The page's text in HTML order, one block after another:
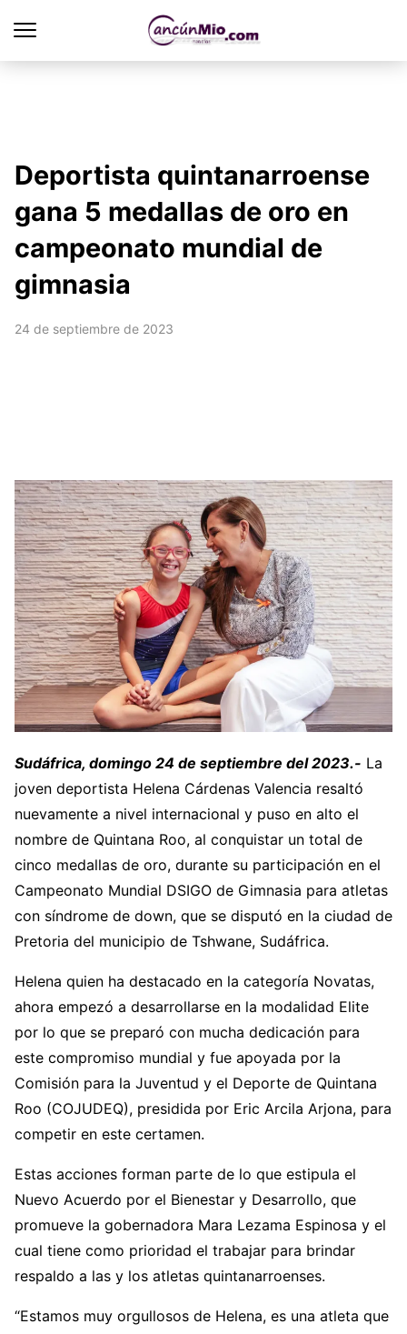
Deportista quintanarroense
gana 5 medallas de oro en
campeonato mundial de
gimnasia
24 de septiembre de 2023
Sudáfrica, domingo 24 de septiembre del 2023.- La
joven deportista Helena Cárdenas Valencia resaltó
nuevamente a nivel internacional y puso en alto el
nombre de Quintana Roo, al conquistar un total de
cinco medallas de oro, durante su participación en el
Campeonato Mundial DSIGO de Gimnasia para atletas
con síndrome de down, que se disputó en la ciudad de
Pretoria del municipio de Tshwane, Sudáfrica.
Helena quien ha destacado en la categoría Novatas,
ahora empezó a desarrollarse en la modalidad Elite
por lo que se preparó con mucha dedicación para
este compromiso mundial y fue apoyada por la
Comisión para la Juventud y el Deporte de Quintana
Roo (COJUDEQ), presidida por Eric Arcila Arjona, para
competir en este certamen.
Estas acciones forman parte de lo que estipula el
Nuevo Acuerdo por el Bienestar y Desarrollo, que
promueve la gobernadora Mara Lezama Espinosa y el
cual tiene como prioridad el trabajar para brindar
respaldo a las y los atletas quintanarroenses.
“Estamos muy orgullosos de Helena, es una atleta que